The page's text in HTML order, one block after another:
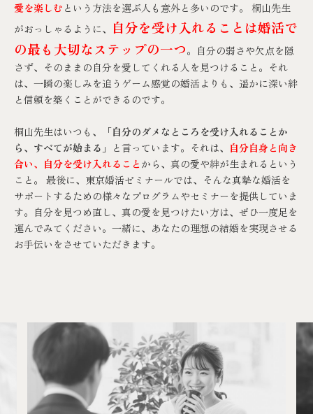
愛を楽しむ という方法を選ぶ人も意外と多いのです。 桐山先生
がおっしゃるように、 自分を受け入れることは婚活で
の最も大切なステップの一つ。自分の弱さや欠点を隠
さず、そのままの自分を愛してくれる人を見つけること。それ
は、一瞬の楽しみを追うゲーム感覚の婚活よりも、遥かに深い絆
と信頼を築くことができるのです。
桐山先生はいつも、
「自分のダメなところを受け入れることか
ら、すべてが始まる」 と言っています。それは、 自分自身と向き
合い、自分を受け入れること から、真の愛や絆が生まれるという
こと。 最後に、東京婚活ゼミナールでは、そんな真摯な婚活を
サポートするための様々なプログラムやセミナーを提供していま
す。自分を見つめ直し、真の愛を見つけたい方は、ぜひ一度足を
運んでみてください。一緒に、あなたの理想の結婚を実現させる
お手伝いをさせていただきます。